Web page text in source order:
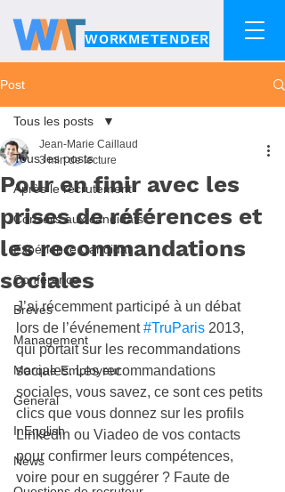
WORKMETENDER
Post
Tous les posts
Après le recrutement
Conseils aux candidats
Expérience Candidat
Conférence
Brèves
Management
Marque Employeur
General
InEnglish
News
Tous les posts
Pour en finir avec les
prises de références et
les recommandations
sociales
Jean-Marie Caillaud
3 min de lecture
J’ai récemment participé à un débat
lors de l’événement #TruParis 2013,
qui portait sur les recommandations
sociales. Les recommandations
sociales, vous savez, ce sont ces petits
clics que vous donnez sur les profils
Linkedin ou Viadeo de vos contacts
pour confirmer leurs compétences,
voire pour en suggérer ? Faute de